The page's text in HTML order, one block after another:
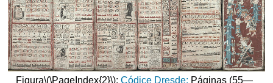
Figura\(\PageIndex{2}\): Códice Dresde: Páginas (55—